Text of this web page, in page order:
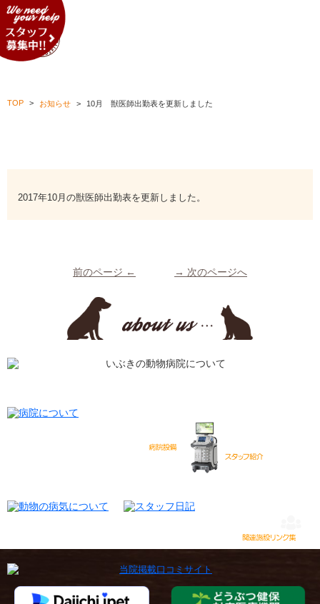
TOP お知らせ 10月 獣医師出勤表を更新しました
2017年10月の獣医師出勤表を更新しました。
前のページ ← → 次のページへ